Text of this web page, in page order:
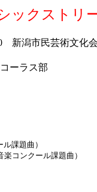
ックスト
新潟市民芸術文化
ーラス部
課題曲）
コンクール課題曲）